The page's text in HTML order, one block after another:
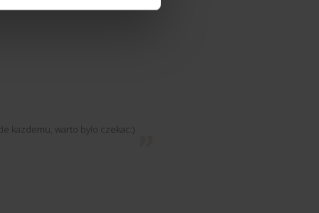
kazdemu, warto było czekac:)